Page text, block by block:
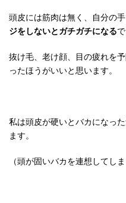
頭皮には筋肉は無く、自分の
ジをしないとガチガチになる
抜け毛、老け顔、目の疲れを
ったほうがいいと思います。
私は頭皮が硬いとバカになっ
ます。
（頭が固いバカを連想してし